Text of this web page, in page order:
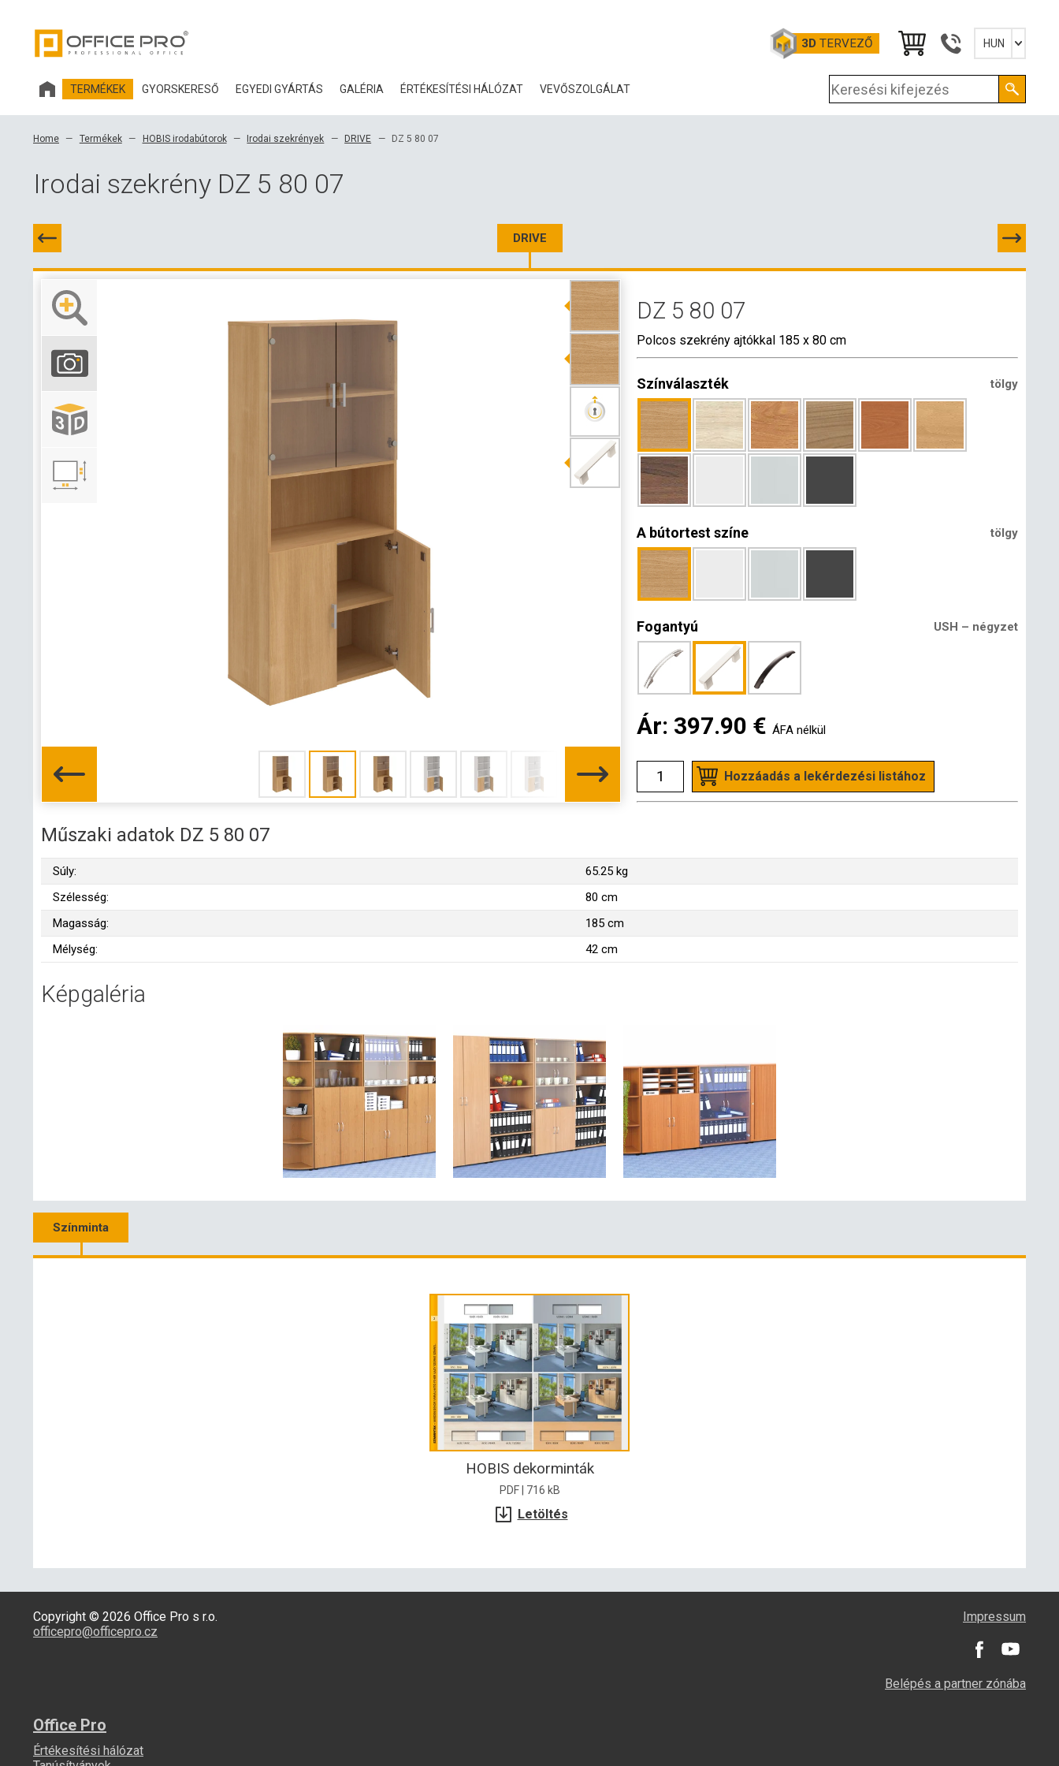
3D TERVEZŐ HUN
English
TERMÉKEK GYORSKERESŐ EGYEDI GYÁRTÁS GALÉRIA ÉRTÉKESÍTÉSI HÁLÓZAT VEVŐSZOLGÁLAT
BLOG
3D ADATOK
NAGYKERESKEDELMI KAPCSOLATOK
Home Termékek HOBIS irodabútorok Irodai szekrények DRIVE DZ 5 80 07
Irodai szekrény DZ 5 80 07
DRIVE
DZ 5 80 07
Polcos szekrény ajtókkal 185 x 80 cm
Színválaszték tölgy
A bútortest színe tölgy
Fogantyú USH – négyzet
Ár: 397.90 € ÁFA nélkül
Hozzáadás a lekérdezési listához
Műszaki adatok DZ 5 80 07
Súly:
65.25 kg
Szélesség:
80 cm
Magasság:
185 cm
Mélység:
42 cm
Képgaléria
Színminta
HOBIS dekorminták
PDF | 716 kB
Letöltés
Copyright © 2026 Office Pro s r.o.
officepro@officepro.cz
Impressum
Belépés a partner zónába
Office Pro
Értékesítési hálózat